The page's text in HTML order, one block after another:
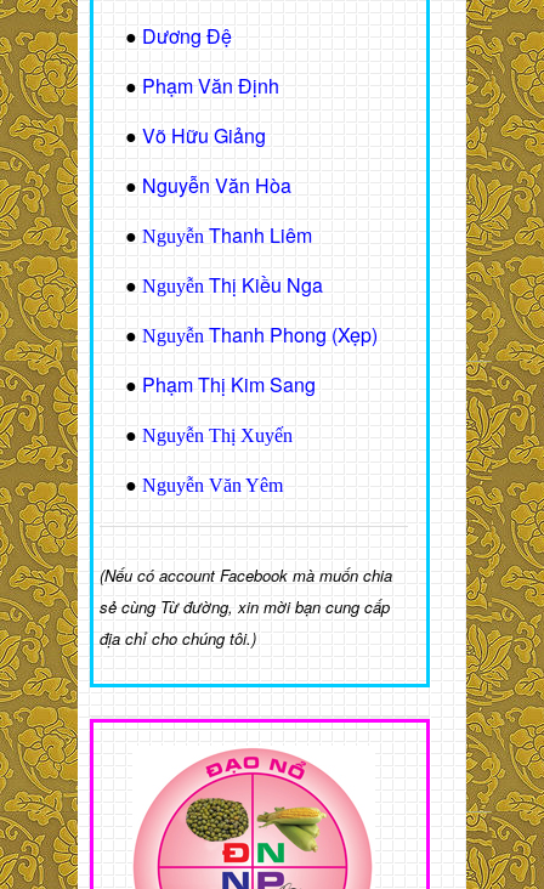
● Dương Đệ
● Phạm Văn Định
● Võ Hữu Giảng
● Nguyễn Văn Hòa
● Nguyễn Thanh Liêm
● Nguyễn Thị Kiều Nga
● Nguyễn Thanh Phong (Xẹp)
● Phạm Thị Kim Sang
● Nguyễn Thị Xuyến
● Nguyễn Văn Yêm
(Nếu có account Facebook mà muốn chia
sẻ cùng Từ đường, xin mời bạn cung cấp
địa chỉ cho chúng tôi.)